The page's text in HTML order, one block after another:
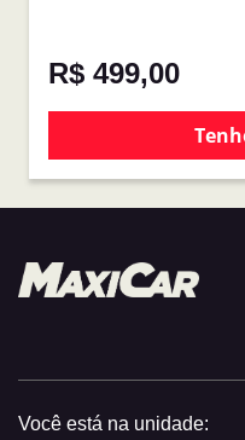
R$ 499,00
Você está na unidade: